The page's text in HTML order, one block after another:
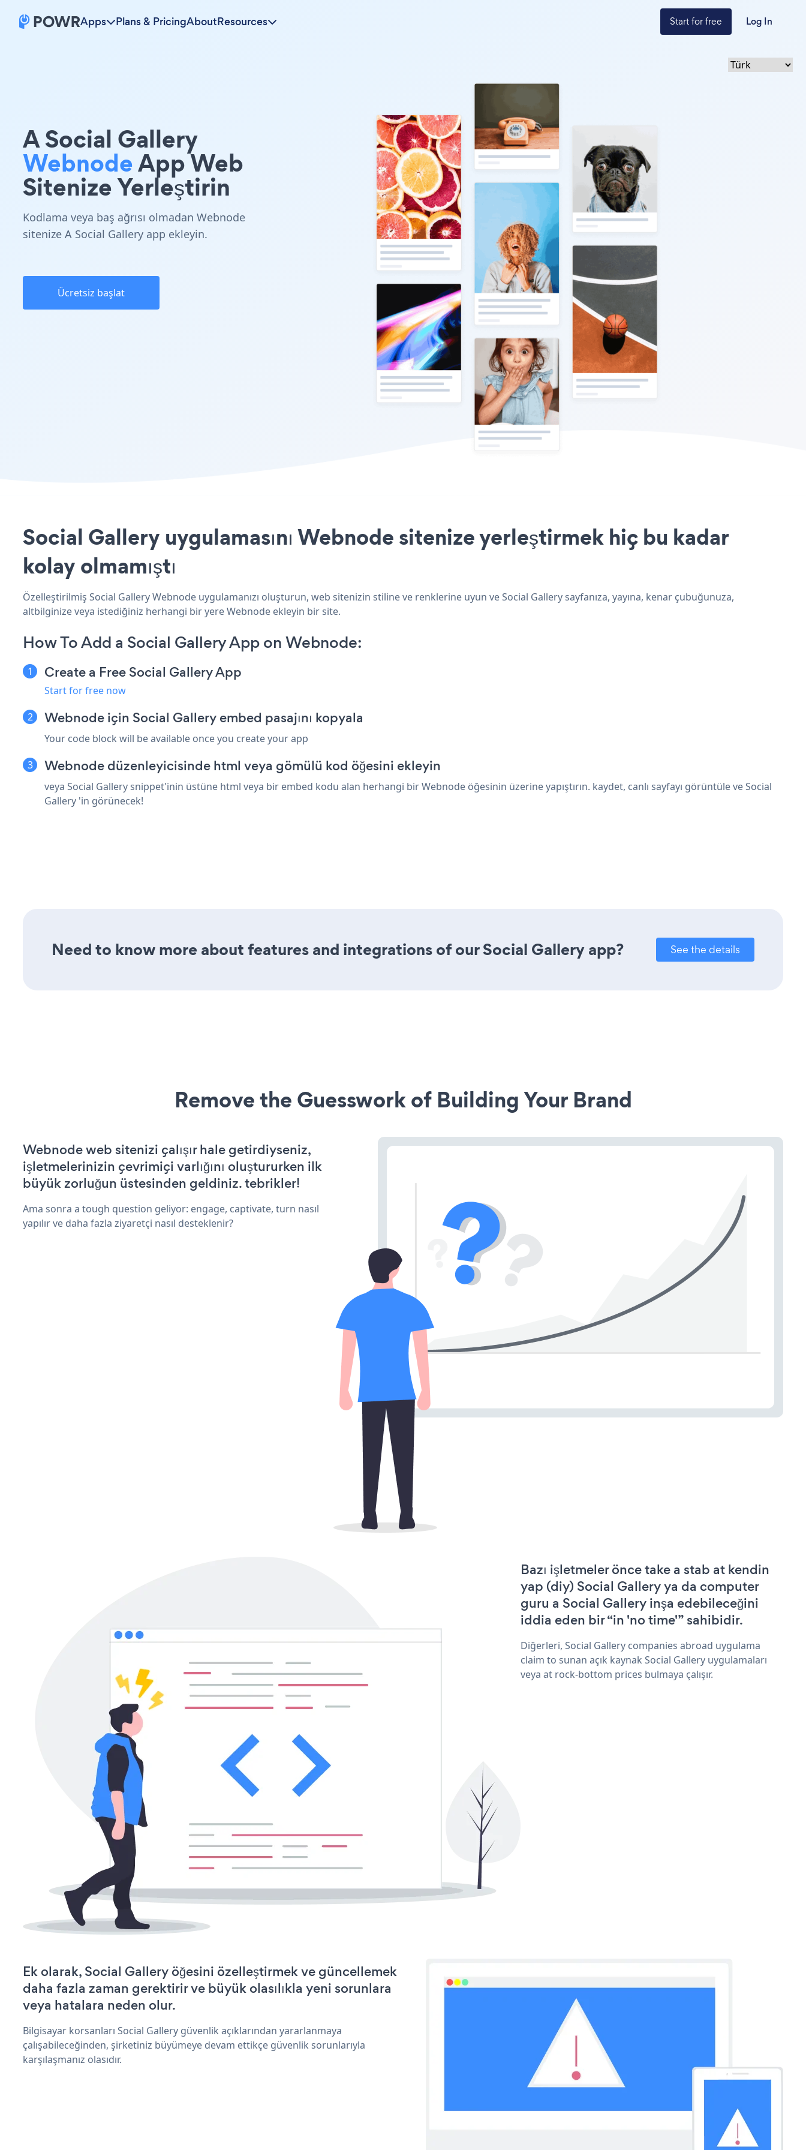
Apps Plans & PricingAboutResources Start for free Log In
A Social Gallery
WebnodeApp Web
Sitenize Yerleştirin
Kodlama veya baş ağrısı olmadan Webnode
sitenize A Social Gallery app ekleyin.
Ücretsiz başlat
Social Gallery uygulamasını Webnode sitenize yerleştirmek hiç bu kadar
kolay olmamıştı
Özelleştirilmiş Social Gallery Webnode uygulamanızı oluşturun, web sitenizin stiline ve renklerine uyun ve Social Gallery sayfanıza, yayına, kenar çubuğunuza,
altbilginize veya istediğiniz herhangi bir yere Webnode ekleyin bir site.
How To Add a Social Gallery App on Webnode:
Create a Free Social Gallery App
Start for free now
Webnode için Social Gallery embed pasajını kopyala
Your code block will be available once you create your app
Webnode düzenleyicisinde html veya gömülü kod öğesini ekleyin
veya Social Gallery snippet'inin üstüne html veya bir embed kodu alan herhangi bir Webnode öğesinin üzerine yapıştırın. kaydet, canlı sayfayı görüntüle ve Social
Gallery 'in görünecek!
Need to know more about features and integrations of our Social Gallery app? See the details
Remove the Guesswork of Building Your Brand
Webnode web sitenizi çalışır hale getirdiyseniz,
işletmelerinizin çevrimiçi varlığını oluştururken ilk
büyük zorluğun üstesinden geldiniz. tebrikler!
Ama sonra a tough question geliyor: engage, captivate, turn nasıl
yapılır ve daha fazla ziyaretçi nasıl desteklenir?
Bazı işletmeler önce take a stab at kendin
yap (diy) Social Gallery ya da computer
guru a Social Gallery inşa edebileceğini
iddia eden bir “in 'no time'” sahibidir.
Diğerleri, Social Gallery companies abroad uygulama
claim to sunan açık kaynak Social Gallery uygulamaları
veya at rock-bottom prices bulmaya çalışır.
Ek olarak, Social Gallery öğesini özelleştirmek ve güncellemek
daha fazla zaman gerektirir ve büyük olasılıkla yeni sorunlara
veya hatalara neden olur.
Bilgisayar korsanları Social Gallery güvenlik açıklarından yararlanmaya
çalışabileceğinden, şirketiniz büyümeye devam ettikçe güvenlik sorunlarıyla
karşılaşmanız olasıdır.